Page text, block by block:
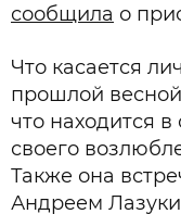
сообщила о
Что касается
прошлой
что находится
своего
Также она
Андреем